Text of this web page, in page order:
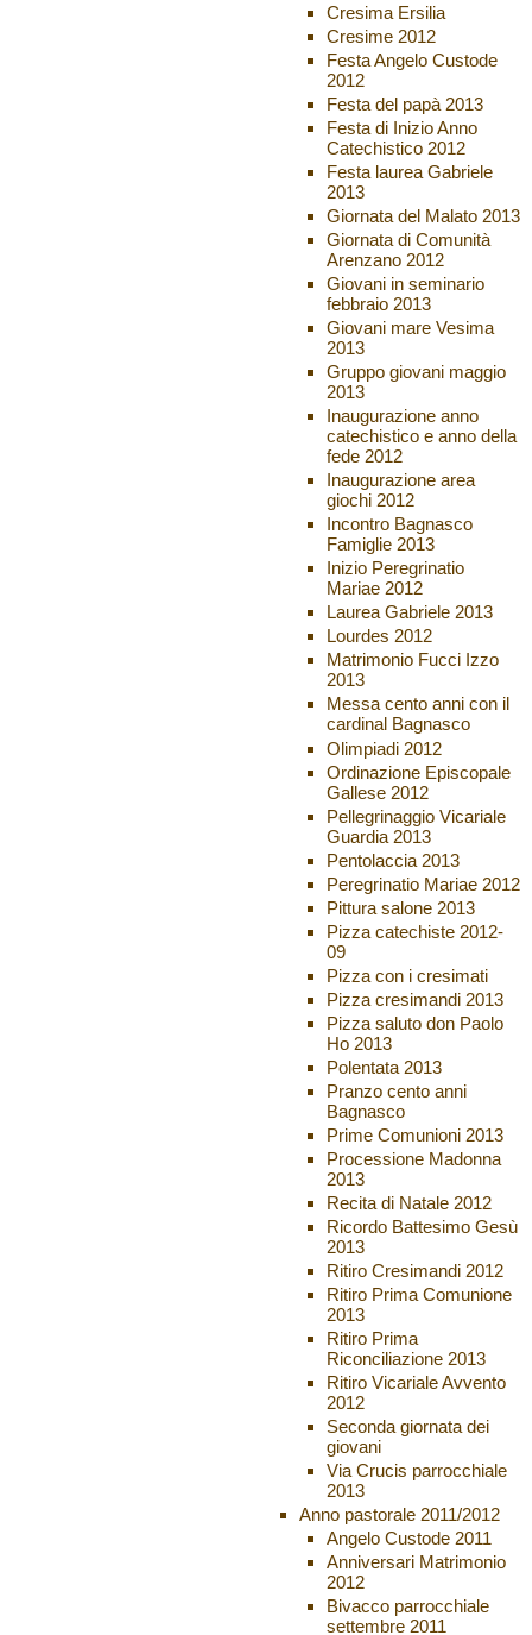
Cresima Ersilia
Cresime 2012
Festa Angelo Custode
2012
Festa del papà 2013
Festa di Inizio Anno
Catechistico 2012
Festa laurea Gabriele
2013
Giornata del Malato 2013
Giornata di Comunità
Arenzano 2012
Giovani in seminario
febbraio 2013
Giovani mare Vesima
2013
Gruppo giovani maggio
2013
Inaugurazione anno
catechistico e anno della
fede 2012
Inaugurazione area
giochi 2012
Incontro Bagnasco
Famiglie 2013
Inizio Peregrinatio
Mariae 2012
Laurea Gabriele 2013
Lourdes 2012
Matrimonio Fucci Izzo
2013
Messa cento anni con il
cardinal Bagnasco
Olimpiadi 2012
Ordinazione Episcopale
Gallese 2012
Pellegrinaggio Vicariale
Guardia 2013
Pentolaccia 2013
Peregrinatio Mariae 2012
Pittura salone 2013
Pizza catechiste 2012-
09
Pizza con i cresimati
Pizza cresimandi 2013
Pizza saluto don Paolo
Ho 2013
Polentata 2013
Pranzo cento anni
Bagnasco
Prime Comunioni 2013
Processione Madonna
2013
Recita di Natale 2012
Ricordo Battesimo Gesù
2013
Ritiro Cresimandi 2012
Ritiro Prima Comunione
2013
Ritiro Prima
Riconciliazione 2013
Ritiro Vicariale Avvento
2012
Seconda giornata dei
giovani
Via Crucis parrocchiale
2013
Anno pastorale 2011/2012
Angelo Custode 2011
Anniversari Matrimonio
2012
Bivacco parrocchiale
settembre 2011